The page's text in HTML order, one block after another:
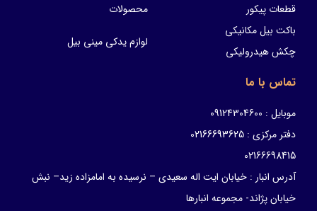
قطعات پیکور
باکت بیل مکانیکی
چکش هیدرولیکی
محصولات
لوازم یدکی مینی بیل
تماس با ما
موبایل : 09124304600
دفتر مرکزی : 02166693625
02166698415
آدرس انبار : خیابان ایت اله سعیدی – نرسیده به امامزاده زید– نبش
خیابان پژاند- مجموعه انبارها